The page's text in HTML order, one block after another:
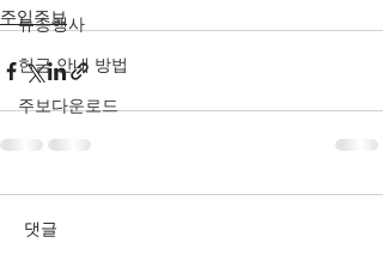
뉴송행사
헌금 안내 방법
주보다운로드
주일주보
댓글